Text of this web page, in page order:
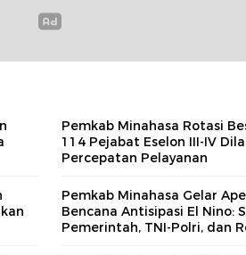
Pemkab Minahasa Rotasi
114 Pejabat Eselon III-IV
Percepatan Pelayanan
Pemkab Minahasa Gelar
Bencana Antisipasi El Nino:
Pemerintah, TNI-Polri, dan